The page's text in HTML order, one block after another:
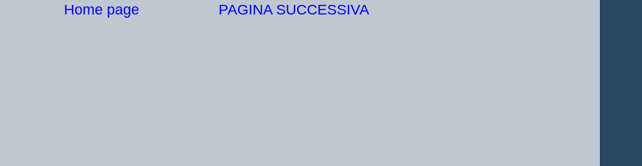
PAGINA SUCCESSIVA
Home page